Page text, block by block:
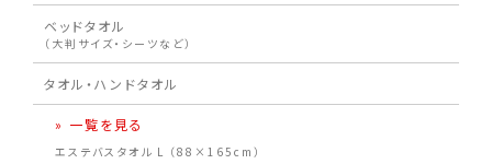
ベッドタオル
（大判サイズ・シーツなど）
タオル・ハンドタオル
» 一覧を見る
エステバスタオル L （88×165cm）